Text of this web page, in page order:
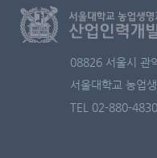
08826 서울시 관
서울대학교 농업
TEL 02-880-4830